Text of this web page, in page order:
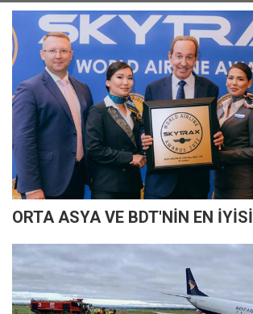
ORTA ASYA VE BDT'NİN EN İYİSİ